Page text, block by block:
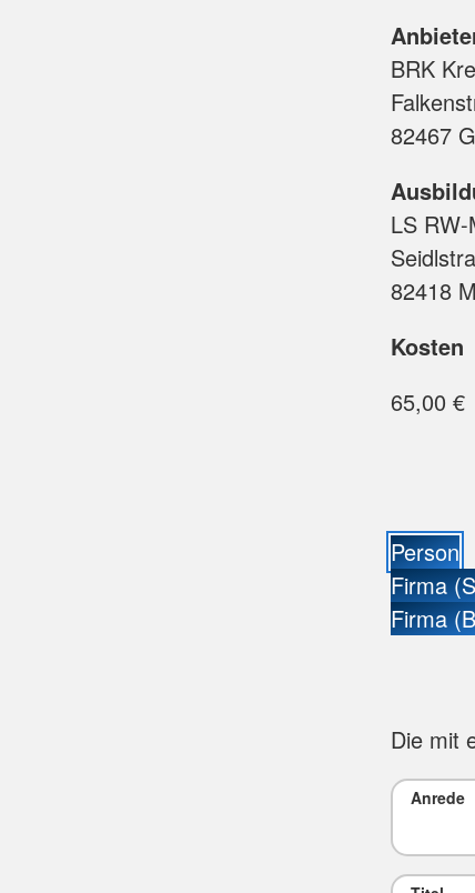
BRK
82467
LS
82418
Kosten
65,00 €
Person
Firma
Firma
Die mit
Anrede